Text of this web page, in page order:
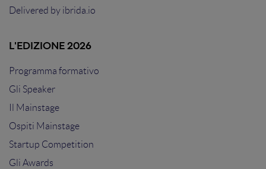
Delivered by ibrida.io
L'EDIZIONE 2026
Programma formativo
Gli Speaker
Il Mainstage
Ospiti Mainstage
Startup Competition
Gli Awards